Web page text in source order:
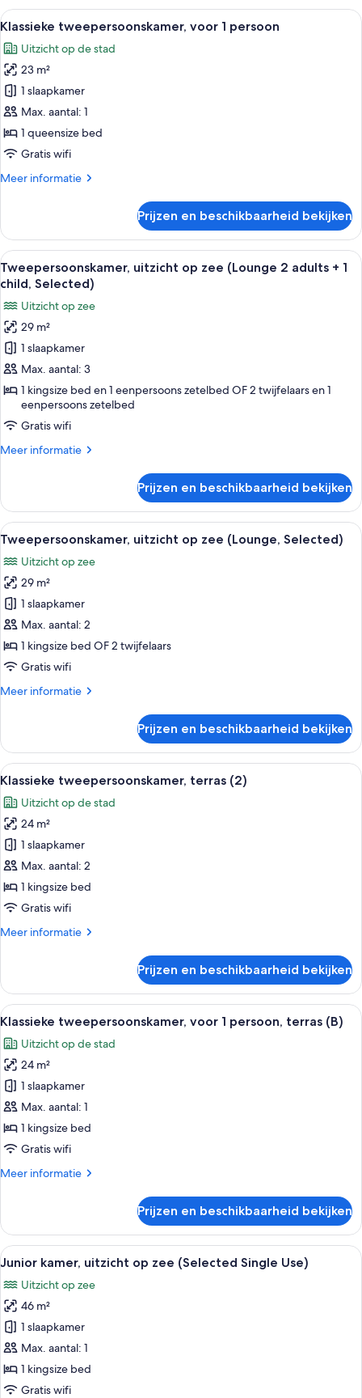
lounge)
Alle
foto's
voor
Klassieke
tweepersoonskamer,
voor
1
persoon
Een hotelkamer met een groot bed,
5
Klassieke tweepersoonskamer, voor 1 persoon
Uitzicht op de stad
23 m²
1 slaapkamer
Max. aantal: 1
1 queensize bed
Gratis wifi
Meer informatie
Meer
tweepersoonskamer,
voor
1
persoon
Prijzen en beschikbaarheid bekijken
Alle
foto's
voor
Tweepersoonskamer,
uitzicht
op
zee
(Lounge
adults
+
Selected)
laden
Een moderne woonkamer met een
9
Tweepersoonskamer, uitzicht op zee (Lounge 2 adults + 1
child, Selected)
Uitzicht op zee
29 m²
1 slaapkamer
Max. aantal: 3
1 kingsize bed en 1 eenpersoons zetelbed OF 2 twijfelaars en 1
eenpersoons zetelbed
Gratis wifi
Meer informatie
Meer
uitzicht
op
zee
(Lounge
2
adults
+
child,
Selected)
Prijzen en beschikbaarheid bekijken
Alle
foto's
voor
Tweepersoonskamer,
uitzicht
op
zee
(Lounge,
laden
Een moderne woonkamer met een
9
Tweepersoonskamer, uitzicht op zee (Lounge, Selected)
Uitzicht op zee
29 m²
1 slaapkamer
Max. aantal: 2
1 kingsize bed OF 2 twijfelaars
Gratis wifi
Meer informatie
Meer
uitzicht
op
zee
Selected)
Prijzen en beschikbaarheid bekijken
Alle
foto's
voor
Klassieke
tweepersoonskamer,
terras
(2)
laden
Een hotelkamer met een groot bed,
5
Klassieke tweepersoonskamer, terras (2)
Uitzicht op de stad
24 m²
1 slaapkamer
Max. aantal: 2
1 kingsize bed
Gratis wifi
Meer informatie
Meer
tweepersoonskamer,
terras
(2)
Prijzen en beschikbaarheid bekijken
Alle
foto's
voor
Klassieke
tweepersoonskamer,
voor
1
persoon,
(B)
Een hotelkamer met een groot bed,
5
Klassieke tweepersoonskamer, voor 1 persoon, terras (B)
Uitzicht op de stad
24 m²
1 slaapkamer
Max. aantal: 1
1 kingsize bed
Gratis wifi
Meer informatie
Meer
tweepersoonskamer,
voor
1
terras
(B)
Prijzen en beschikbaarheid bekijken
Alle
foto's
voor
Junior
kamer,
uitzicht
op
zee
Een hotelkamer met een groot bed,
8
Junior kamer, uitzicht op zee (Selected Single Use)
Uitzicht op zee
46 m²
1 slaapkamer
Max. aantal: 1
1 kingsize bed
Gratis wifi